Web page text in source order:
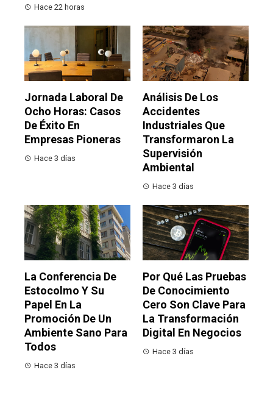
Hace 22 horas
Jornada Laboral De
Ocho Horas: Casos
De Éxito En
Empresas Pioneras
Hace 3 días
Análisis De Los
Accidentes
Industriales Que
Transformaron La
Supervisión
Ambiental
Hace 3 días
La Conferencia De
Estocolmo Y Su
Papel En La
Promoción De Un
Ambiente Sano Para
Todos
Hace 3 días
Por Qué Las Pruebas
De Conocimiento
Cero Son Clave Para
La Transformación
Digital En Negocios
Hace 3 días